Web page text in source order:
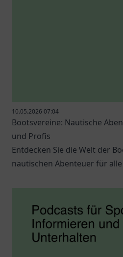
10.05.2026 07:04
Bootsvereine: Nautische
und Profis
Entdecken Sie die Welt der
nautischen Abenteuer für